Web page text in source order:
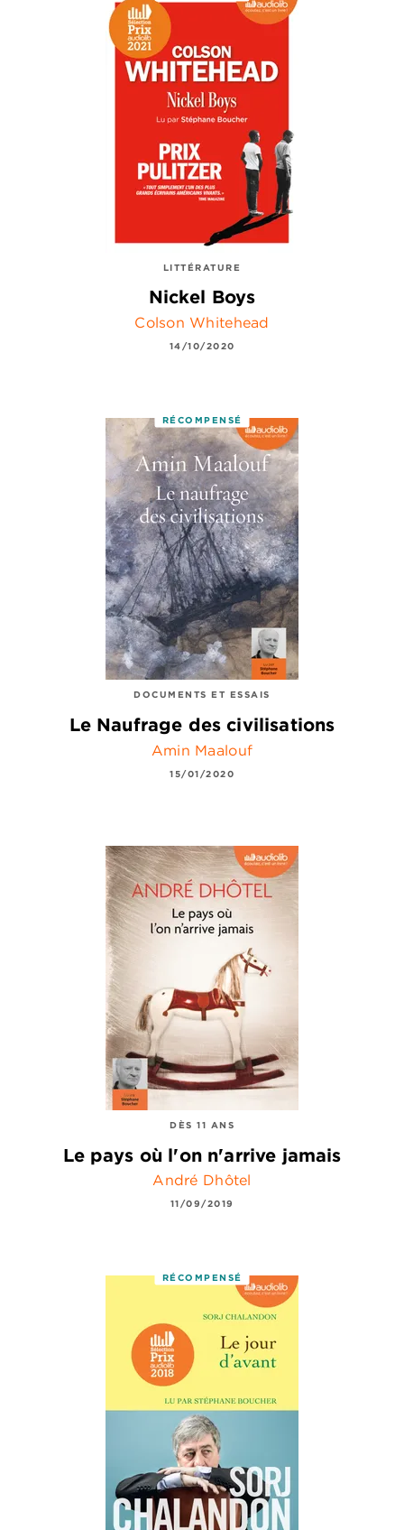
LITTÉRATURE
Nickel Boys
Colson Whitehead
14/10/2020
RÉCOMPENSÉ
DOCUMENTS ET ESSAIS
Le Naufrage des civilisations
Amin Maalouf
15/01/2020
DÈS 11 ANS
Le pays où l'on n'arrive jamais
André Dhôtel
11/09/2019
RÉCOMPENSÉ